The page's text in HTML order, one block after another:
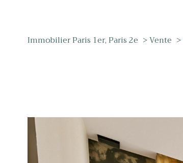
Immobilier Paris 1er, Paris 2e Vente